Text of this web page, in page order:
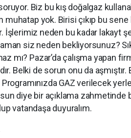
Biz bu kış doğalgaz
muhatap yok. Birisi çıkıp bu
İşlerimiz neden bu kadar lakayt
siz neden bekliyorsunuz?
mı? Pazar’da çalışma yapan
Belki de sorun onu da
GAZ verilecek
diye bir açıklama zahmetinde
vatandaşa duyuralım.